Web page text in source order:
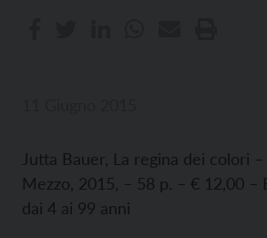
Jutta Bauer, La regina dei colori
Mezzo, 2015, – 58 p. – € 12,00 –
dai 4 ai 99 anni